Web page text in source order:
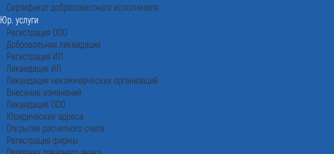
Сертификат добросовестного исполнителя
Юр. услуги
Регистрация ООО
Добровольная ликвидация
Регистрация ИП
Ликвидация ИП
Ликвидация некоммерческих организаций
Внесение изменений
Ликвидация ООО
Юридические адреса
Открытие расчетного счета
Регистрация фирмы